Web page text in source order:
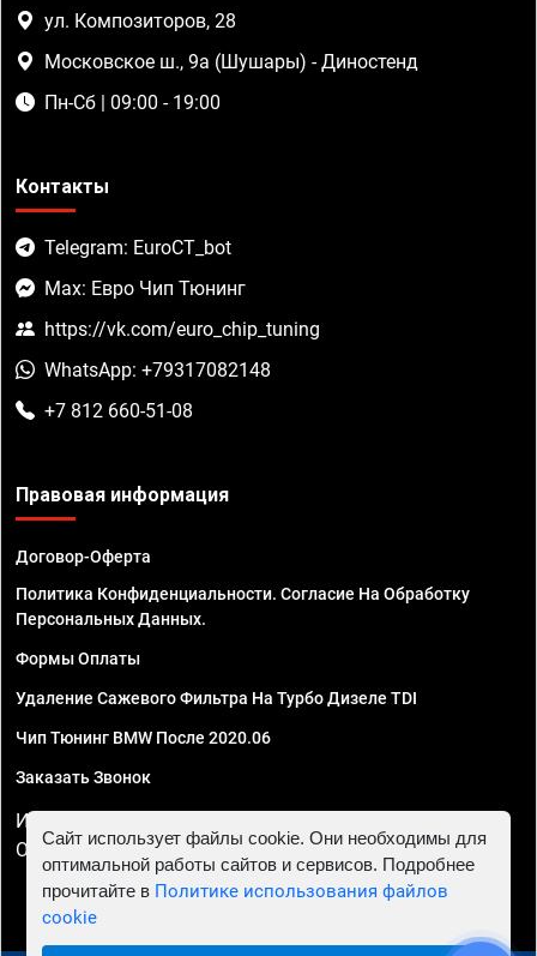
ул. Композиторов, 28
Московское ш., 9а (Шушары) - Диностенд
Пн-Сб | 09:00 - 19:00
Контакты
Telegram: EuroCT_bot
Max: Евро Чип Тюнинг
https://vk.com/euro_chip_tuning
WhatsApp: +79317082148
+7 812 660-51-08
Правовая информация
Договор-Оферта
Политика Конфиденциальности. Согласие На Обработку
Персональных Данных.
Формы Оплаты
Удаление Сажевого Фильтра На Турбо Дизеле TDI
Чип Тюнинг BMW После 2020.06
Заказать Звонок
ИП Смирнов Георгий Павлович. ИНН 781302555843,
ОГРНИП 324470400032610
Сайт использует файлы cookie. Они необходимы для
оптимальной работы сайтов и сервисов. Подробнее
прочитайте в Политике использования файлов
cookie